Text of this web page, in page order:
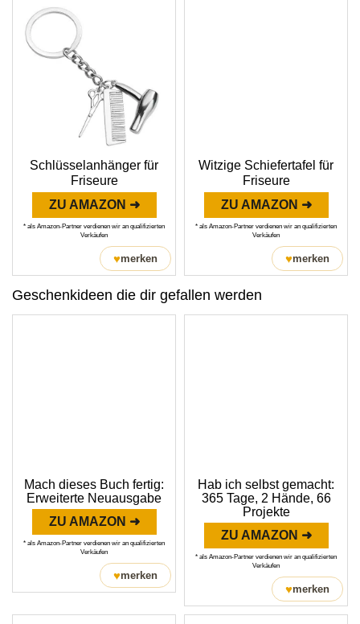
Schlüsselanhänger für
Friseure
ZU AMAZON ➜
* als Amazon-Partner verdienen wir an qualifizierten
Verkäufen
♥merken
Witzige Schiefertafel für
Friseure
ZU AMAZON ➜
* als Amazon-Partner verdienen wir an qualifizierten
Verkäufen
♥merken
Geschenkideen die dir gefallen werden
Mach dieses Buch fertig:
Erweiterte Neuausgabe
ZU AMAZON ➜
* als Amazon-Partner verdienen wir an qualifizierten
Verkäufen
♥merken
Hab ich selbst gemacht:
365 Tage, 2 Hände, 66
Projekte
ZU AMAZON ➜
* als Amazon-Partner verdienen wir an qualifizierten
Verkäufen
♥merken